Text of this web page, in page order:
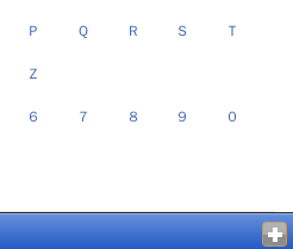
Ｐ Ｑ Ｒ Ｓ Ｔ
Ｚ
６ ７ ８ ９ ０